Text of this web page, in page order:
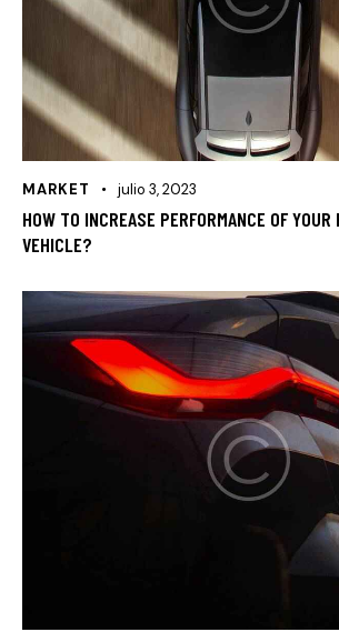
MARKET julio 3, 2023
HOW TO INCREASE PERFORMANCE OF YOUR
VEHICLE?